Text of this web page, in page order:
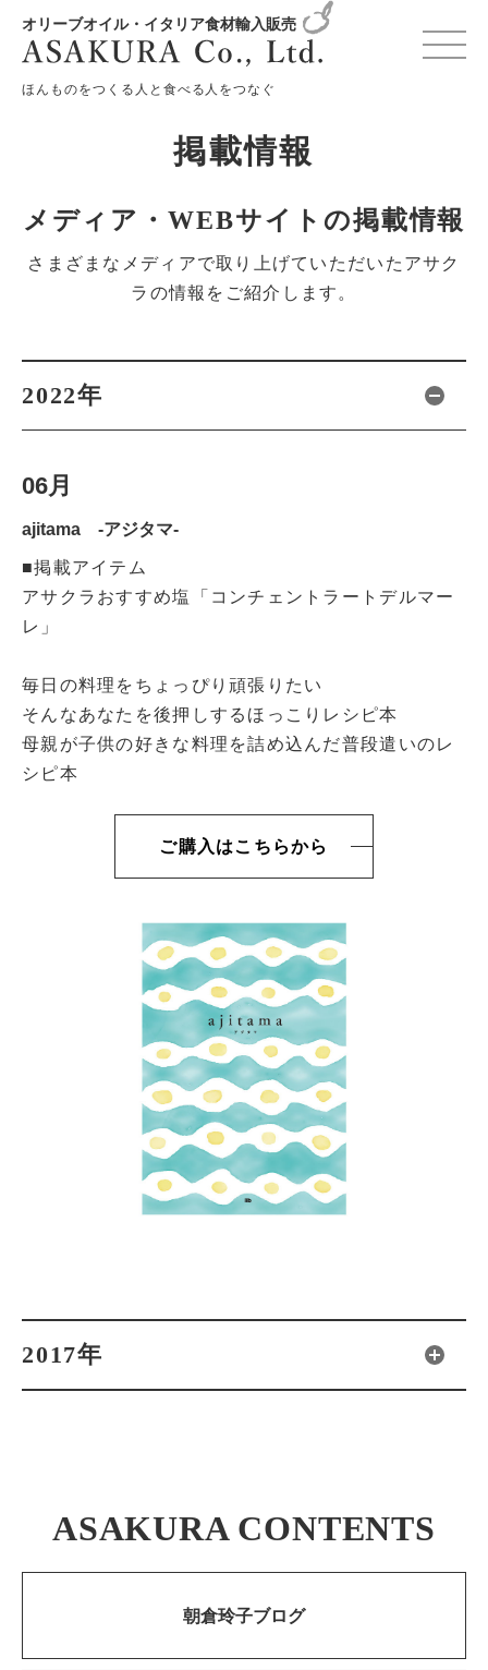
オリーブオイル・イタリア食材輸入販売
ほんものをつくる人と食べる人をつなぐ
HOME 掲載情報
掲載情報
メディア・WEBサイトの掲載情報
さまざまなメディアで取り上げていただいたアサク
ラの情報をご紹介します。
2022年
06月
ajitama -アジタマ-
■掲載アイテム
アサクラおすすめ塩「コンチェントラートデルマー
レ」
毎日の料理をちょっぴり頑張りたい
そんなあなたを後押しするほっこりレシピ本
母親が子供の好きな料理を詰め込んだ普段遣いのレ
シピ本
ご購入はこちらから
2017年
ASAKURA CONTENTS
朝倉玲子ブログ